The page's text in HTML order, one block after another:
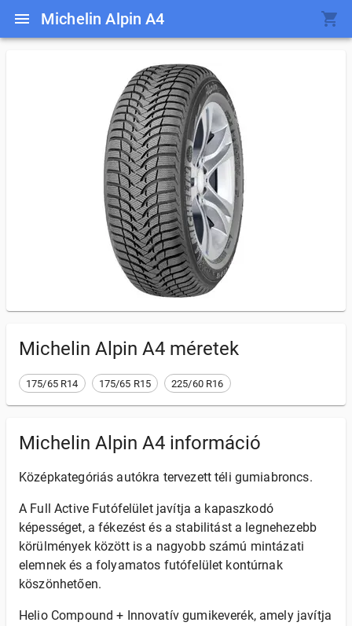
Michelin Alpin A4
Michelin Alpin A4 méretek
175/65 R14 175/65 R15 225/60 R16
Michelin Alpin A4 információ
Középkategóriás autókra tervezett téli gumiabroncs.
A Full Active Futófelület javítja a kapaszkodó
képességet, a fékezést és a stabilitást a legnehezebb
körülmények között is a nagyobb számú mintázati
elemnek és a folyamatos futófelület kontúrnak
köszönhetően.
Helio Compound + Innovatív gumikeverék, amely javítja